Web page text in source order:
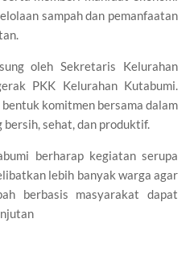
sampah dan pemanfaatan
oleh Sekretaris Kelurahan
PKK Kelurahan Kutabumi.
komitmen bersama dalam
bersih, sehat, dan produktif.
berharap kegiatan serupa
lebih banyak warga agar
berbasis masyarakat dapat